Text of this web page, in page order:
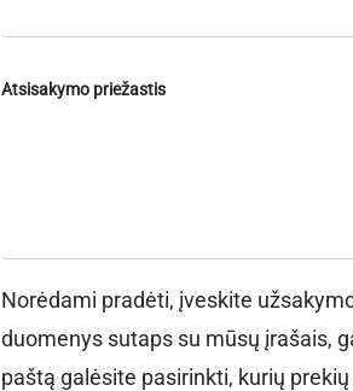
Atsisakymo priežastis
Norėdami pradėti, įveskite
duomenys sutaps su mūsų įrašais,
paštą galėsite pasirinkti, kurių